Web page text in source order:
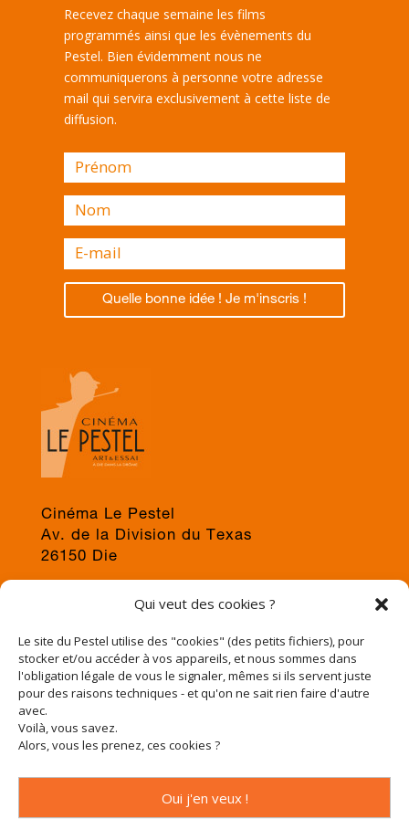
Qui veut des cookies ?
Le site du Pestel utilise des "cookies" (des petits fichiers), pour
stocker et/ou accéder à vos appareils, et nous sommes dans
l'obligation légale de vous le signaler, mêmes si ils servent juste
pour des raisons techniques - et qu'on ne sait rien faire d'autre
avec.
Voilà, vous savez.
Alors, vous les prenez, ces cookies ?
Oui j'en veux !
Recevez chaque semaine les films
programmés ainsi que les évènements du
Pestel. Bien évidemment nous ne
communiquerons à personne votre adresse
mail qui servira exclusivement à cette liste de
diffusion.
Quelle bonne idée ! Je m'inscris !
Cinéma Le Pestel
Av. de la Division du Texas
26150 Die
jps@cinema-le-pestel.fr
oumediation@cinema-le-pestel.fr